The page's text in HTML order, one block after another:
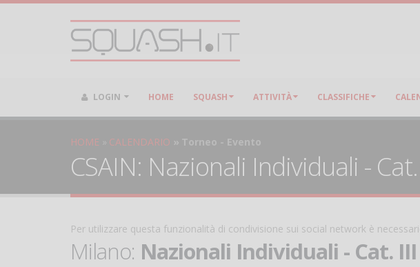
LOGIN HOME SQUASH ATTIVITÀ CLASSIFICHE
HOME CALENDARIO Torneo - Evento
CSAIN: Nazionali Individuali -
Per utilizzare questa funzionalità di condivisione sui social network è
Milano: Nazionali Individuali - Cat. III